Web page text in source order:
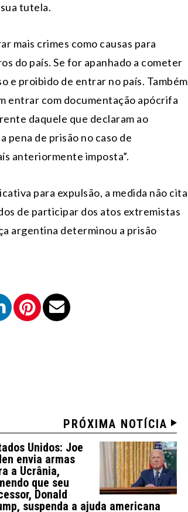
tutela.
mais crimes como causas para
do país. Se for apanhado a cometer
e proibido de entrar no país. Também
entrar com documentação apócrifa
daquele que declaram ao
pena de prisão no caso de
anteriormente imposta”.
para expulsão, a medida não cita
de participar dos atos extremistas
argentina determinou a prisão
PRÓXIMA NOTÍCIA
Unidos: Joe
envia armas
a Ucrânia,
que seu
Donald
suspenda a ajuda americana